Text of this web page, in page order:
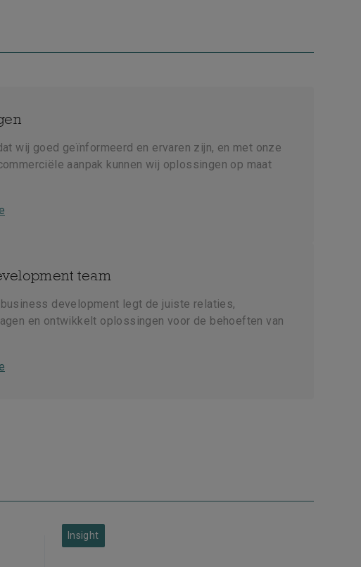
wij goed geïnformeerd en ervaren zijn, en met onze
aanpak kunnen wij oplossingen op maat
team
development legt de juiste relaties,
en ontwikkelt oplossingen voor de behoeften van
Insight